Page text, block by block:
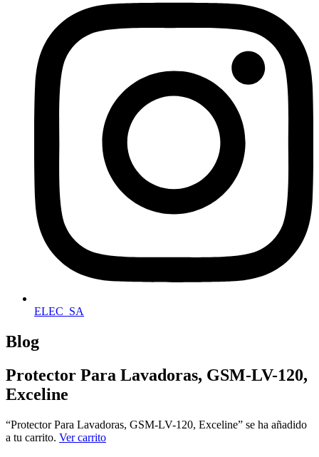
ELEC_SA
Blog
Protector Para Lavadoras, GSM-LV-120,
Exceline
“Protector Para Lavadoras, GSM-LV-120, Exceline” se ha añadido
a tu carrito. Ver carrito